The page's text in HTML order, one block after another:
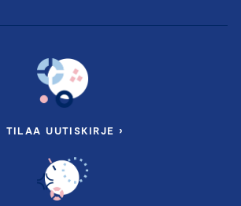
TILAA UUTISKIRJE ›